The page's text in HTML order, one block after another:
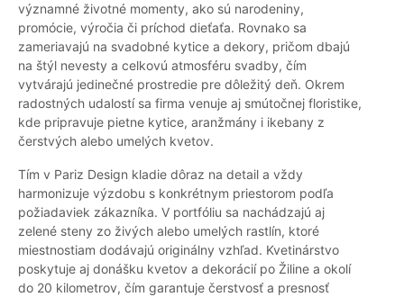
významné životné momenty, ako sú narodeniny,
promócie, výročia či príchod dieťaťa. Rovnako sa
zameriavajú na svadobné kytice a dekory, pričom dbajú
na štýl nevesty a celkovú atmosféru svadby, čím
vytvárajú jedinečné prostredie pre dôležitý deň. Okrem
radostných udalostí sa firma venuje aj smútočnej floristike,
kde pripravuje pietne kytice, aranžmány i ikebany z
čerstvých alebo umelých kvetov.
Tím v Pariz Design kladie dôraz na detail a vždy
harmonizuje výzdobu s konkrétnym priestorom podľa
požiadaviek zákazníka. V portfóliu sa nachádzajú aj
zelené steny zo živých alebo umelých rastlín, ktoré
miestnostiam dodávajú originálny vzhľad. Kvetinárstvo
poskytuje aj donášku kvetov a dekorácií po Žiline a okolí
do 20 kilometrov, čím garantuje čerstvosť a presnosť